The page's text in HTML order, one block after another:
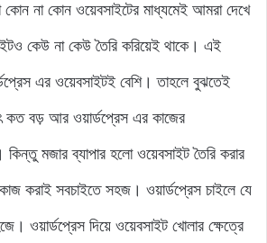
কোন না কোন ওয়েবসাইটের মাধ্যমেই আমরা দেখে
কেউ না কেউ তৈরি করিয়েই থাকে। এই
এর ওয়েবসাইটই বেশি। তাহলে বুঝতেই
কত বড় আর ওয়ার্ডপ্রেস এর কাজের
মজার ব্যাপার হলো ওয়েবসাইট তৈরি করার
কাজ করাই সবচাইতে সহজ। ওয়ার্ডপ্রেস চাইলে যে
ওয়ার্ডপ্রেস দিয়ে ওয়েবসাইট খোলার ক্ষেত্রে